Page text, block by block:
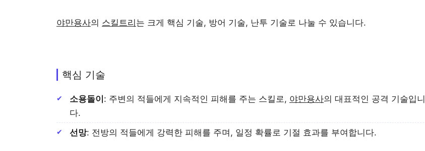
야만용사의 스킬트리는 크게 핵심 기술, 방어 기술, 난투 기술로 나눌 수 있습니다.
핵심 기술
소용돌이: 주변의 적들에게 지속적인 피해를 주는 스킬로, 야만용사의 대표적인 공격 기술입니
다.
선망: 전방의 적들에게 강력한 피해를 주며, 일정 확률로 기절 효과를 부여합니다.